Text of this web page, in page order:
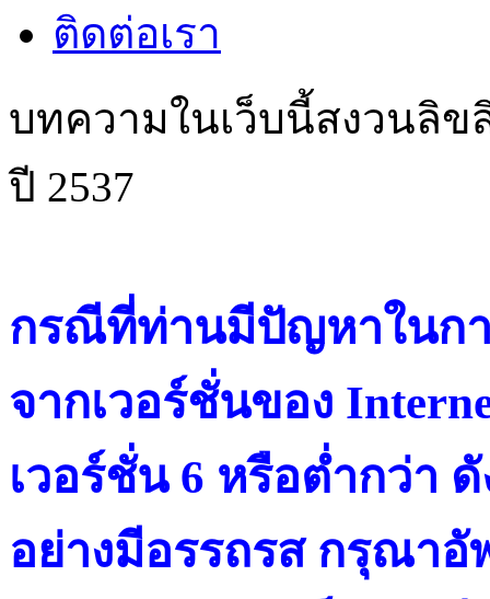
ติดต่อเรา
บทความในเว็บนี้สงวนลิ
ปี 2537
กรณีที่ท่านมีปัญหาในกา
จากเวอร์ชั่นของ
เวอร์ชั่น 6 หรือต่ำกว่า
อย่างมีอรรถรส กรุณาอั